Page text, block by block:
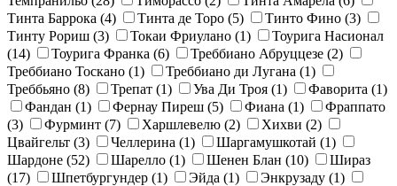
Тинта Баррока (4) Тинта де Торо (5) Тинто Фино (3)
Тинту Рориш (3) Токаи Фриулано (1)
Тоурига Насионал
(14)
Тоурига Франка (6) Треббиано Абруццезе (2)
Треббиано Тоскано (1) Треббиано ди Лугана (1)
Треббьяно (8) Трепат (1) Ува Ди Троя (1) Фаворита (1)
Фандан (1) Фернау Пиреш (5) Фиана (1)
Фраппато
(3)
Фурминт (7) Харшлевелю (2) Хихви (2)
Цвайгельт (3) Челлерина (1) Шаргамушкотай (1)
Шардоне (52) Шарелло (1) Шенен Блан (10)
Шираз
(17)
Шпетбургундер (1) Эйда (1) Энкрузаду (1)